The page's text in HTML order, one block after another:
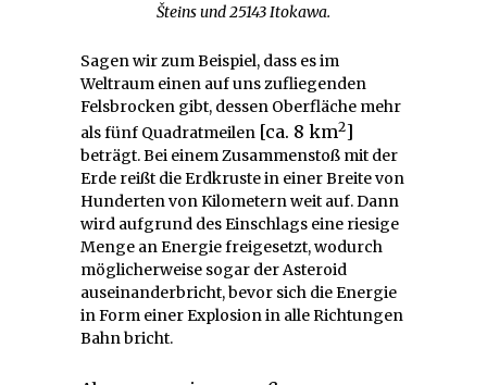
Šteins und 25143 Itokawa.
Sagen wir zum Beispiel, dass es im
Weltraum einen auf uns zufliegenden
Felsbrocken gibt, dessen Oberfläche mehr
als fünf Quadratmeilen [ca. 8 km2]
beträgt. Bei einem Zusammenstoß mit der
Erde reißt die Erdkruste in einer Breite von
Hunderten von Kilometern weit auf. Dann
wird aufgrund des Einschlags eine riesige
Menge an Energie freigesetzt, wodurch
möglicherweise sogar der Asteroid
auseinanderbricht, bevor sich die Energie
in Form einer Explosion in alle Richtungen
Bahn bricht.